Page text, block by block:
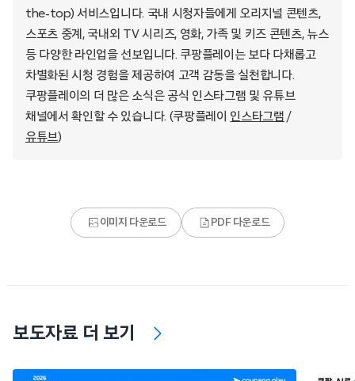
the-top) 서비스입니다. 국내 시청자들에게 오리지널 콘텐츠,
스포츠 중계, 국내외 TV 시리즈, 영화, 가족 및 키즈 콘텐츠, 뉴스
등 다양한 라인업을 선보입니다. 쿠팡플레이는 보다 다채롭고
차별화된 시청 경험을 제공하여 고객 감동을 실천합니다.
쿠팡플레이의 더 많은 소식은 공식 인스타그램 및 유튜브
채널에서 확인할 수 있습니다. (쿠팡플레이 인스타그램 /
유튜브)
이미지 다운로드 PDF 다운로드
보도자료 더 보기